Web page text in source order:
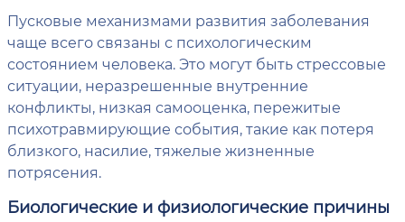
Пусковые механизмами развития заболевания
чаще всего связаны с психологическим
состоянием человека. Это могут быть стрессовые
ситуации, неразрешенные внутренние
конфликты, низкая самооценка, пережитые
психотравмирующие события, такие как потеря
близкого, насилие, тяжелые жизненные
потрясения.
Биологические и физиологические причины